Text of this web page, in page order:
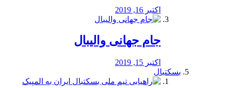
اکتبر 16, 2019
جام جهانی والیبال
اکتبر 15, 2019
بسکتبال